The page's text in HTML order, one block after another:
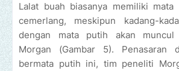
Lalat buah biasanya memiliki mata
cemerlang, meskipun kadang-
dengan mata putih akan muncul
Morgan (Gambar 5). Penasaran
bermata putih ini, tim peneliti